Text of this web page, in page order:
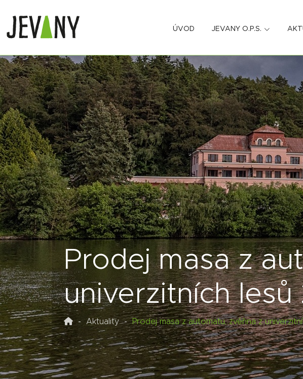
ÚVOD JEVANY O.P.S.
Prodej masa z
univerzitních lesů
Aktuality Prodej masa z automatu, zvěřina z